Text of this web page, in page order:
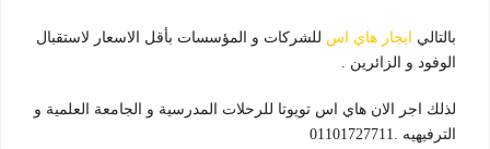
بالتالي ايجار هاي اس للشركات و المؤسسات بأقل الاسعار لاستقبال
الوفود و الزائرين .
لذلك اجر الان هاي اس تويوتا للرحلات المدرسية و الجامعة العلمية و
الترفيهيه .01101727711